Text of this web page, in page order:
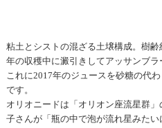
粘土とシストの混ざる土壌構成。樹
年の収穫中に澱引きしてアッサンブラ
これに2017年のジュースを砂糖の代
です。
オリオニードは「オリオン座流星群
子さんが「瓶の中で泡が流れ星みた